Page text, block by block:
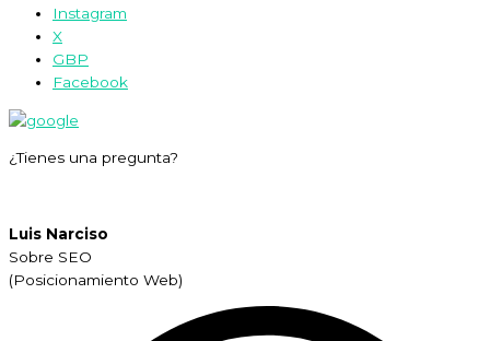
Instagram
X
GBP
Facebook
¿Tienes una pregunta?
Luis Narciso
Sobre SEO
(Posicionamiento Web)